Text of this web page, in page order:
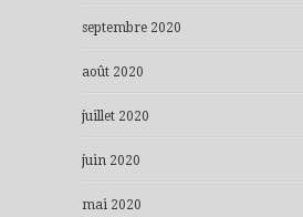
septembre 2020
août 2020
juillet 2020
juin 2020
mai 2020